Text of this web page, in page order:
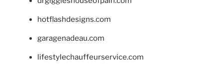
hotflashdesigns.com
garagenadeau.com
lifestylechauffeurservice.com